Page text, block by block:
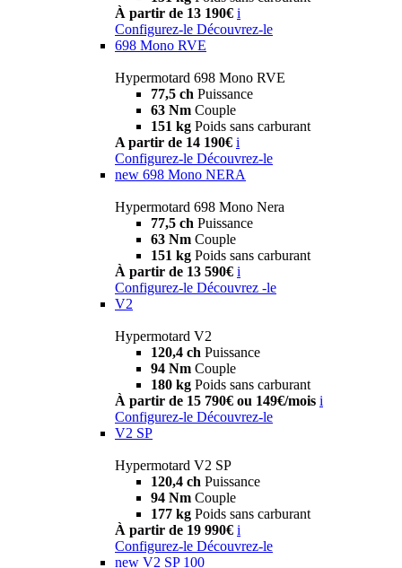
À partir de 13 190€ i
Configurez-le Découvrez-le
698 Mono RVE
Hypermotard 698 Mono RVE
77,5 ch Puissance
63 Nm Couple
151 kg Poids sans carburant
A partir de 14 190€ i
Configurez-le Découvrez-le
new 698 Mono NERA
Hypermotard 698 Mono Nera
77,5 ch Puissance
63 Nm Couple
151 kg Poids sans carburant
À partir de 13 590€ i
Configurez-le Découvrez -le
V2
Hypermotard V2
120,4 ch Puissance
94 Nm Couple
180 kg Poids sans carburant
À partir de 15 790€ ou 149€/mois i
Configurez-le Découvrez-le
V2 SP
Hypermotard V2 SP
120,4 ch Puissance
94 Nm Couple
177 kg Poids sans carburant
À partir de 19 990€ i
Configurez-le Découvrez-le
new V2 SP 100